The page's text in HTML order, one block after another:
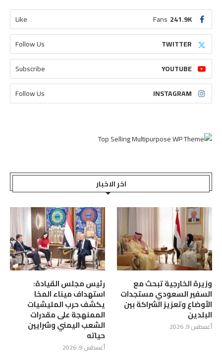
241.9K
Fans
Like
TWITTER
Follow Us
YOUTUBE
Subscribe
INSTAGRAM
Follow Us
اخر الاخبار
وزيرة الخارجية تبحث مع
السفير السعودي مستجدات
الأوضاع وتعزيز الشراكة بين
البلدين
أغسطس 9, 2026
رئيس مجلس القيادة:
استهداف ميناء المخا
يكشف حرب المليشيات
الممنهجة على مقدرات
الشعب اليمني وشرايين
حياته
أغسطس 9, 2026